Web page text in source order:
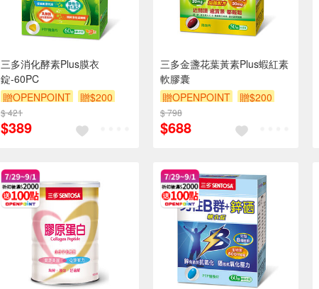
三多消化酵素Plus膜衣
錠-60PC
贈OPENPOINT
贈$200
$ 421
$389
三多金盞花葉黃素Plus蝦紅素
軟膠囊
贈OPENPOINT
贈$200
$ 798
$688